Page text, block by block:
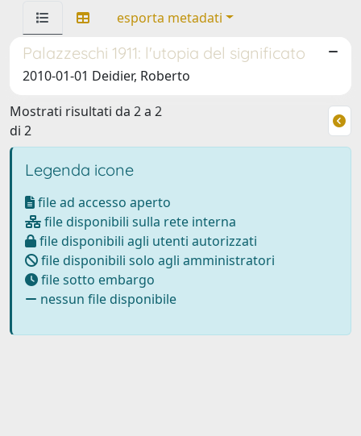
esporta metadati
Palazzeschi 1911: l'utopia del significato
2010-01-01 Deidier, Roberto
Mostrati risultati da 2 a 2
di 2
Legenda icone
file ad accesso aperto
file disponibili sulla rete interna
file disponibili agli utenti autorizzati
file disponibili solo agli amministratori
file sotto embargo
nessun file disponibile